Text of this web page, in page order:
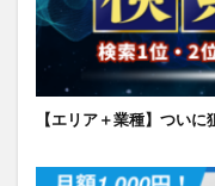
【エリア＋業種】つい